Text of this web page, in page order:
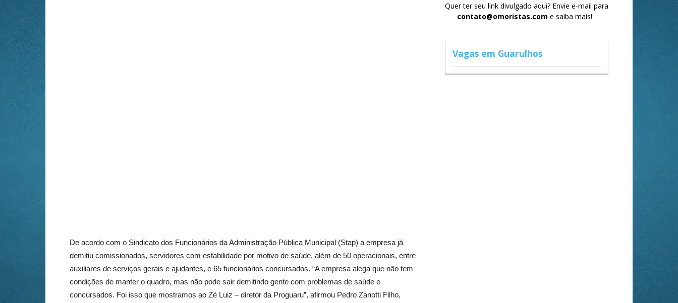
De acordo com o Sindicato dos Funcionários da Administração Pública Municipal (Stap) a empresa já
demitiu comissionados, servidores com estabilidade por motivo de saúde, além de 50 operacionais, entre
auxiliares de serviços gerais e ajudantes, e 65 funcionários concursados. “A empresa alega que não tem
condições de manter o quadro, mas não pode sair demitindo gente com problemas de saúde e
concursados. Foi isso que mostramos ao Zé Luiz – diretor da Proguaru”, afirmou Pedro Zanotti Filho,
Quer ter seu link divulgado aqui? Envie e-mail para
contato@omoristas.com e saiba mais!
Vagas em Guarulhos